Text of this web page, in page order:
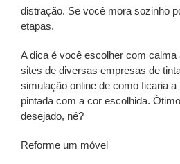
distração. Se você mora sozinho
etapas.
A dica é você escolher com calma
sites de diversas empresas de
simulação online de como ficaria a
pintada com a cor escolhida.
desejado, né?
Reforme um móvel